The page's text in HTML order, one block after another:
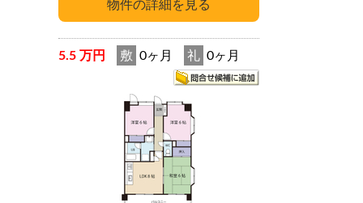
5.5 万円 敷 0ヶ月 礼 0ヶ月